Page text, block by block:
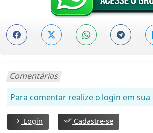
Comentários
Para comentar realize o login em sua
Login Cadastre-se